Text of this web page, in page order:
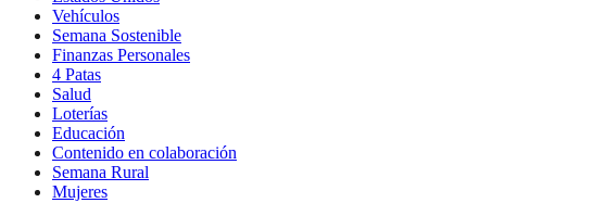
Vehículos
Semana Sostenible
Finanzas Personales
4 Patas
Salud
Loterías
Educación
Contenido en colaboración
Semana Rural
Mujeres